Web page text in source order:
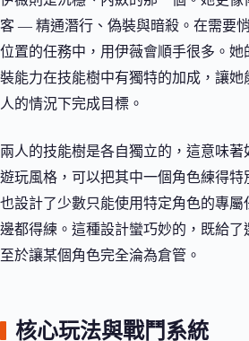
客 — 精通潛行、偽裝與暗殺。在需要
位置的任務中，用伊薇會順手很多。她
裝能力在技能樹中有獨特的加成，讓她
人的情況下完成目標。
兩人的技能樹是各自獨立的，這意味著
遊玩風格，可以把其中一個角色練得特
也設計了少數只能使用特定角色的專屬
邊都得練。這種設計蠻巧妙的，既給了
至於讓某個角色完全淪為倉管。
核心玩法與戰鬥系統